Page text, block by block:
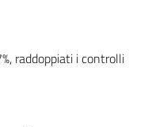
raddoppiati i controlli